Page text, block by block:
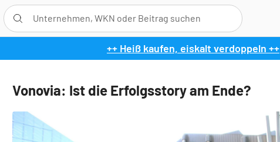
++ Heiß kaufen, eiskalt verdoppeln ++
Vonovia: Ist die Erfolgsstory am Ende?